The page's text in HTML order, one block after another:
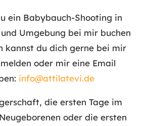
ein Babybauch-Shooting in
Umgebung bei mir buchen
kannst du dich gerne bei mir
oder mir eine Email
info@attilatevi.de
die ersten Tage im
oder die ersten